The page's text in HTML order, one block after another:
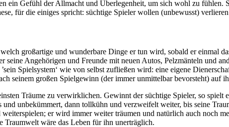
ein Gefühl der Allmacht und Überlegenheit, um sich wohl zu fühlen.
für die einiges spricht: süchtige Spieler wollen (unbewusst)
großartige und wunderbare Dinge er tun wird, sobald er einmal
Angehörigen und Freunde mit neuen Autos, Pelzmänteln und
Spielsystem‘ wie von selbst zufließen wird: eine eigene
seinem großen Spielgewinn (der immer unmittelbar bevorsteht) auf
Träume zu verwirklichen. Gewinnt der süchtige Spieler, so spielt
unbekümmert, dann tollkühn und verzweifelt weiter, bis seine
er wird immer weiter träumen und natürlich auch noch
Traumwelt wäre das Leben für ihn unerträglich.